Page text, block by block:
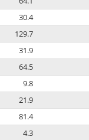
30.4
129.7
31.9
64.5
9.8
21.9
81.4
4.3